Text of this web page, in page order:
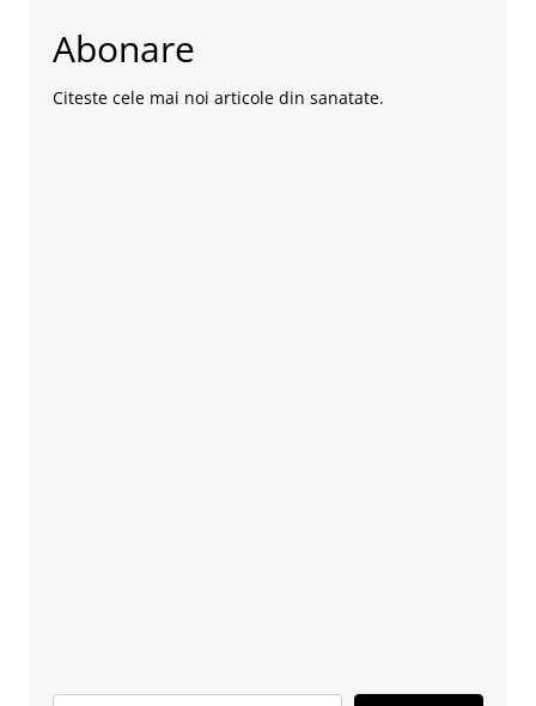
Abonare
Citeste cele mai noi articole din sanatate.